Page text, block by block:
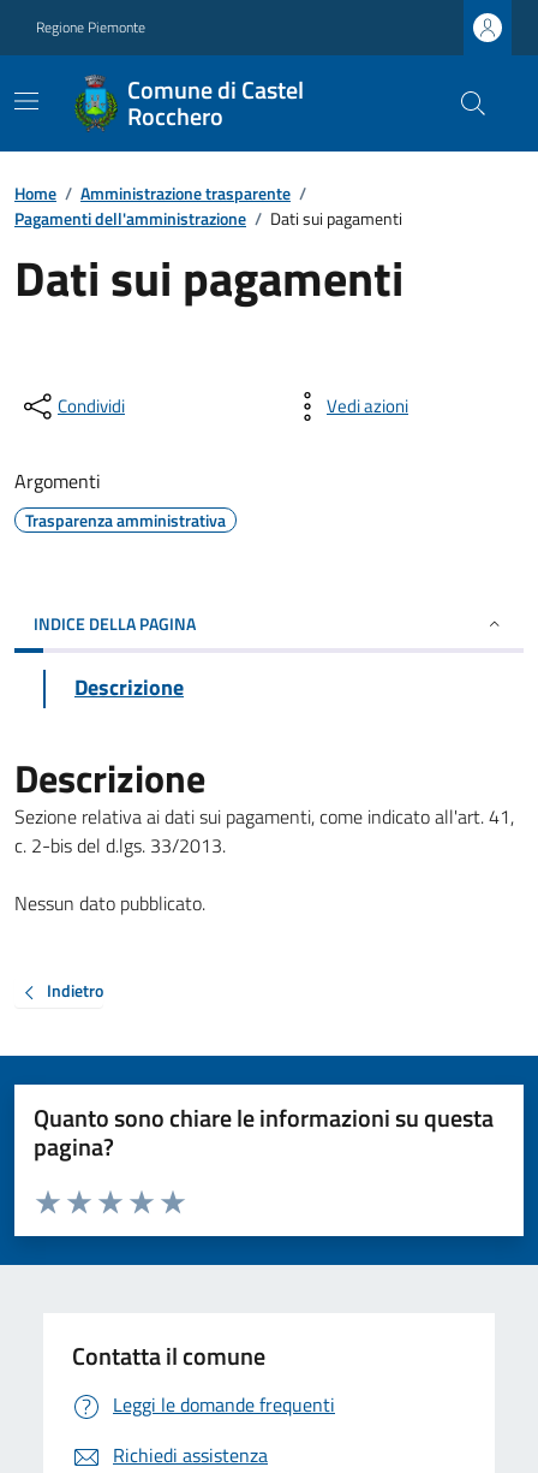
Regione Piemonte
Comune di Castel
Rocchero
Home / Amministrazione trasparente /
Pagamenti dell'amministrazione / Dati sui pagamenti
Dati sui pagamenti
Condividi Vedi azioni
Argomenti
Trasparenza amministrativa
INDICE DELLA PAGINA
Descrizione
Descrizione
Sezione relativa ai dati sui pagamenti, come indicato all'art. 41,
c. 2-bis del d.lgs. 33/2013.
Nessun dato pubblicato.
Indietro
Quanto sono chiare le informazioni su questa
pagina?
Valuta da 1 a 5 stelle la pagina
Valuta 5 stelle su 5
Valuta 4 stelle su 5
Valuta 3 stelle su 5
Valuta 2 stelle su 5
Valuta 1 stelle su 5
Contatta il comune
Leggi le domande frequenti
Richiedi assistenza